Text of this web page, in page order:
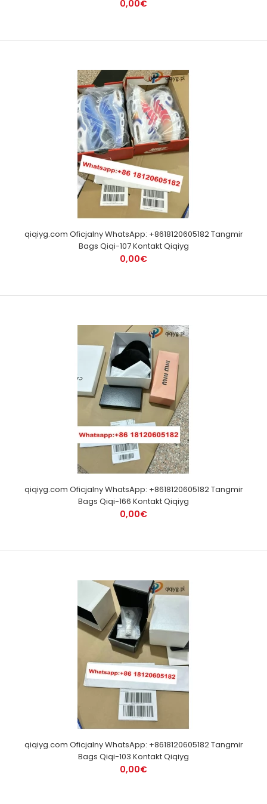
0,00€
qiqiyg.com Oficjalny WhatsApp: +8618120605182 Tangmir
Bags Qiqi-107 Kontakt Qiqiyg
0,00€
qiqiyg.com Oficjalny WhatsApp: +8618120605182 Tangmir
Bags Qiqi-166 Kontakt Qiqiyg
0,00€
qiqiyg.com Oficjalny WhatsApp: +8618120605182 Tangmir
Bags Qiqi-103 Kontakt Qiqiyg
0,00€